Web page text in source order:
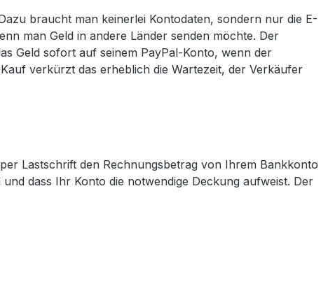
braucht man keinerlei Kontodaten, sondern nur die E-
man Geld in andere Länder senden möchte. Der
Geld sofort auf seinem PayPal-Konto, wenn der
verkürzt das erheblich die Wartezeit, der Verkäufer
Lastschrift den Rechnungsbetrag von Ihrem Bankkonto
dass Ihr Konto die notwendige Deckung aufweist. Der